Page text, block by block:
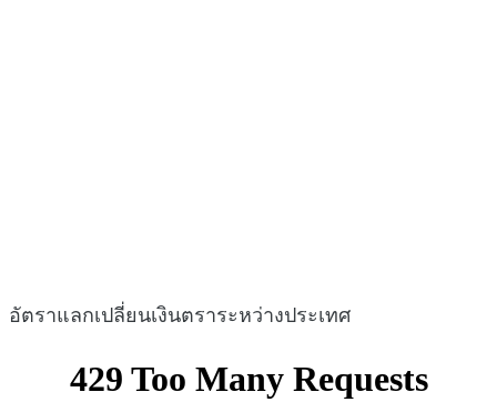
อัตราแลกเปลี่ยนเงินตราระหว่างประเทศ